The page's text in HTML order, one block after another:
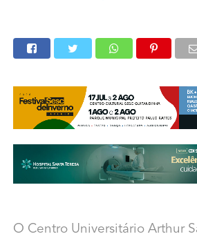
O Centro Universitário Arthur